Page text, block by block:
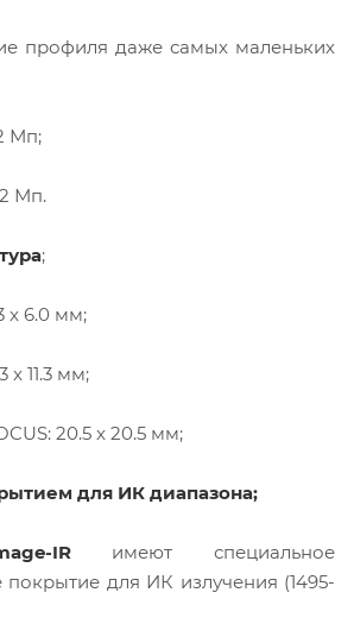
профиля даже самых маленьких
Мп;
Мп.
;
x 6.0 мм;
x 11.3 мм;
20.5 x 20.5 мм;
для ИК диапазона;
IR имеют специальное
для ИК излучения (1495-